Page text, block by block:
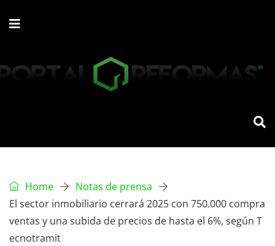
Home
Notas de prensa
El sector inmobiliario cerrará 2025 con 750.000 compra
ventas y una subida de precios de hasta el 6%, según T
ecnotramit